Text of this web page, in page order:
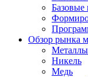
Базовые
Обзор рынка
Металлы
Никель
Медь